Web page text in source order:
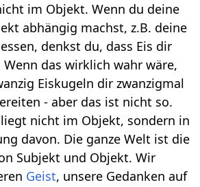
im Objekt. Wenn du deine
abhängig machst, z.B. deine
denkst du, dass Eis dir
das wirklich wahr wäre,
Eiskugeln dir zwanzigmal
- aber das ist nicht so.
nicht im Objekt, sondern in
davon. Die ganze Welt ist die
Subjekt und Objekt. Wir
Geist, unsere Gedanken auf